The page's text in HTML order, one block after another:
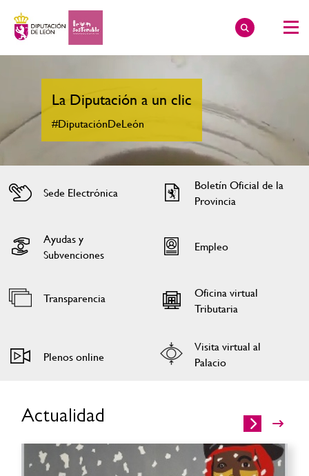
Lo tienes cerca
#ESTOESLEÓN
Sede Electrónica
Boletín Oficial de la
Provincia
Ayudas y
Subvenciones
Empleo
Transparencia
Oficina virtual
Tributaria
Plenos online
Visita virtual al
Palacio
Actualidad